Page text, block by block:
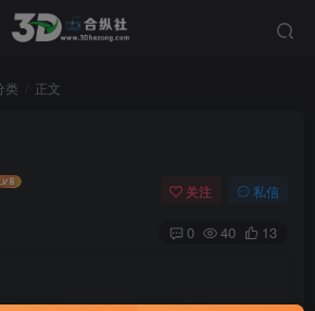
类 正文
关注 私信
0 40 13